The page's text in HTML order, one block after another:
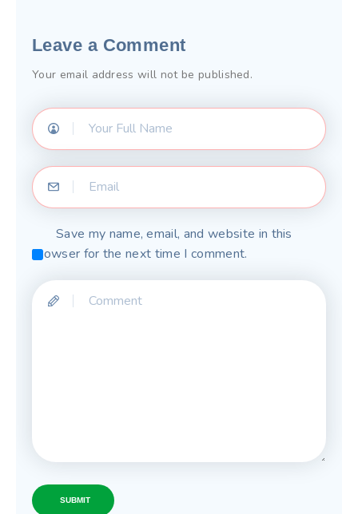
Leave a Comment
Your email address will not be published.
Save my name, email, and website in this
browser for the next time I comment.
SUBMIT